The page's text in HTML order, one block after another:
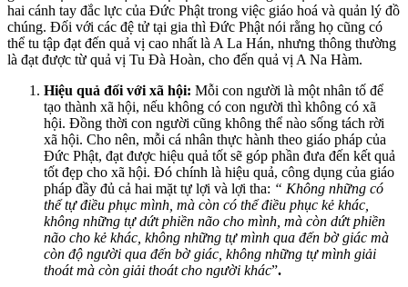
hai cánh tay đắc lực của Đức Phật trong việc giáo hoá và quản lý đồ
chúng. Đối với các đệ tử tại gia thì Đức Phật nói rằng họ cũng có
thể tu tập đạt đến quả vị cao nhất là A La Hán, nhưng thông thường
là đạt được từ quả vị Tu Đà Hoàn, cho đến quả vị A Na Hàm.
Hiệu quả đối với xã hội: Mỗi con người là một nhân tố để
tạo thành xã hội, nếu không có con người thì không có xã
hội. Đồng thời con người cũng không thể nào sống tách rời
xã hội. Cho nên, mỗi cá nhân thực hành theo giáo pháp của
Đức Phật, đạt được hiệu quả tốt sẽ góp phần đưa đến kết quả
tốt đẹp cho xã hội. Đó chính là hiệu quả, công dụng của giáo
pháp đầy đủ cả hai mặt tự lợi và lợi tha: “ Không những có
thể tự điều phục mình, mà còn có thể điều phục kẻ khác,
không những tự dứt phiền não cho mình, mà còn dứt phiền
não cho kẻ khác, không những tự mình qua đến bờ giác mà
còn độ người qua đến bờ giác, không những tự mình giải
thoát mà còn giải thoát cho người khác”.